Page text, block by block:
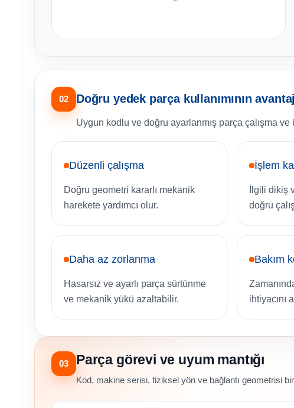
02 Doğru yedek parça kullanımının
Uygun kodlu ve doğru ayarlanmış parça çalışma
Düzenli çalışma
Doğru geometri kararlı mekanik
harekete yardımcı olur.
İşlem
İlgili dikiş
doğru
Daha az zorlanma
Hasarsız ve ayarlı parça sürtünme
ve mekanik yükü azaltabilir.
Bakım
ihtiyacını
03 Parça görevi ve uyum mantığı
Kod, makine serisi, fiziksel yön ve bağlantı geometrisi